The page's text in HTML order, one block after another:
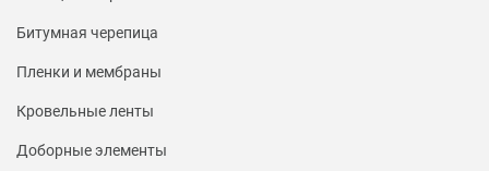
Битумная черепица
Пленки и мембраны
Кровельные ленты
Доборные элементы